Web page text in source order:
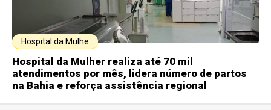
Hospital da Mulhe
Hospital da Mulher realiza até 70 mil
atendimentos por mês, lidera número de partos
na Bahia e reforça assistência regional